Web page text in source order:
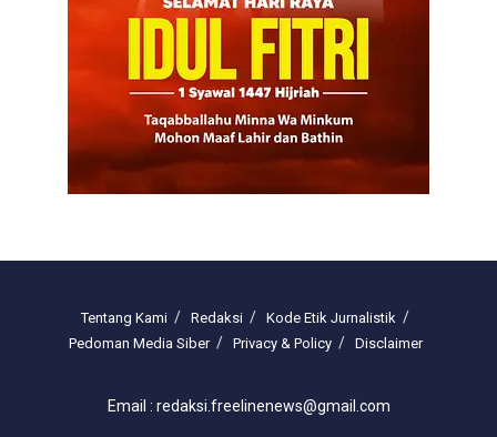
Tentang Kami Redaksi
Kode Etik Jurnalistik
Pedoman Media Siber
Privacy & Policy Disclaimer
Email : redaksi.freelinenews@gmail.com